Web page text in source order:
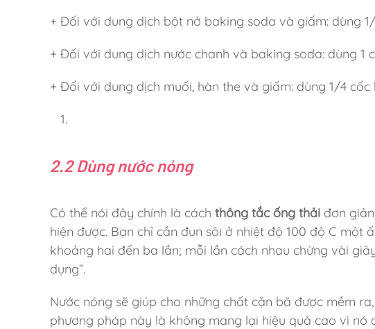
+ Đối với dung dịch bột nở baking soda và giấm: dùng
+ Đối với dung dịch nước chanh và baking soda: dùng 1
+ Đối với dung dịch muối, hàn the và giấm: dùng 1/4
2.2 Dùng nước nóng
Có thể nói đây chính là cách thông tắc ống thải đơn
hiện được. Bạn chỉ cần đun sôi ở nhiệt độ 100 độ C
khoảng hai đến ba lần; mỗi lần cách nhau chừng vài
dụng”.
Nước nóng sẽ giúp cho những chất cặn bã được mềm
phương pháp này là không mang lại hiệu quả cao vì